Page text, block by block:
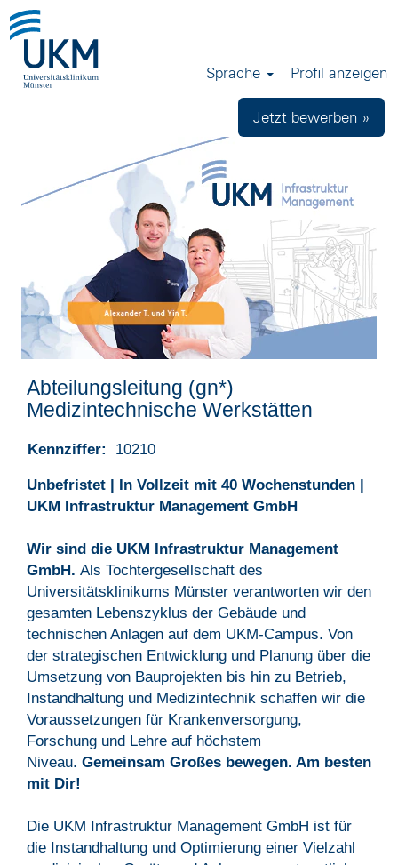
Sprache Profil anzeigen
Jetzt bewerben »
Abteilungsleitung (gn*)
Medizintechnische Werkstätten
Kennziffer: 10210
Unbefristet | In Vollzeit mit 40 Wochenstunden |
UKM Infrastruktur Management GmbH
Wir sind die UKM Infrastruktur Management
GmbH. Als Tochtergesellschaft des
Universitätsklinikums Münster verantworten wir den
gesamten Lebenszyklus der Gebäude und
technischen Anlagen auf dem UKM-Campus. Von
der strategischen Entwicklung und Planung über die
Umsetzung von Bauprojekten bis hin zu Betrieb,
Instandhaltung und Medizintechnik schaffen wir die
Voraussetzungen für Krankenversorgung,
Forschung und Lehre auf höchstem
Niveau. Gemeinsam Großes bewegen. Am besten
mit Dir!
Die UKM Infrastruktur Management GmbH ist für
die Instandhaltung und Optimierung einer Vielzahl